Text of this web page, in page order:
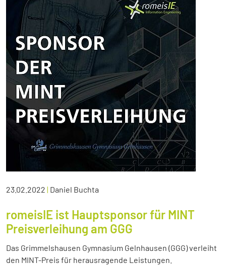
23.02.2022 | Daniel Buchta
romeisIE ist Hauptsponsor für MINT
Preisverleihung am GGG
Das Grimmelshausen Gymnasium Gelnhausen (GGG) verleiht
den MINT-Preis für herausragende Leistungen.